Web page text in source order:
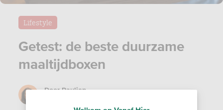
Getest: de beste duurzame
maaltijdboxen
Lifestyle
DoorPaulien